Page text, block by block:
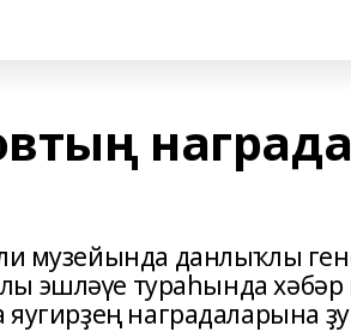
музейында данлыҡлы
эшләүе тураһында
наградаларына